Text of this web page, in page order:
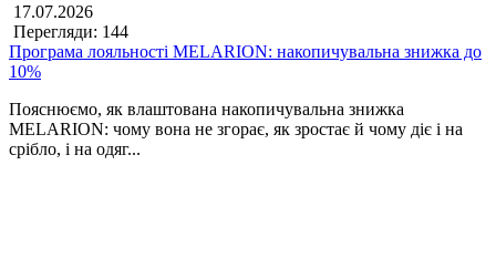
17.07.2026
Перегляди: 144
Програма лояльності MELARION: накопичувальна знижка до
10%
Пояснюємо, як влаштована накопичувальна знижка
MELARION: чому вона не згорає, як зростає й чому діє і на
срібло, і на одяг...